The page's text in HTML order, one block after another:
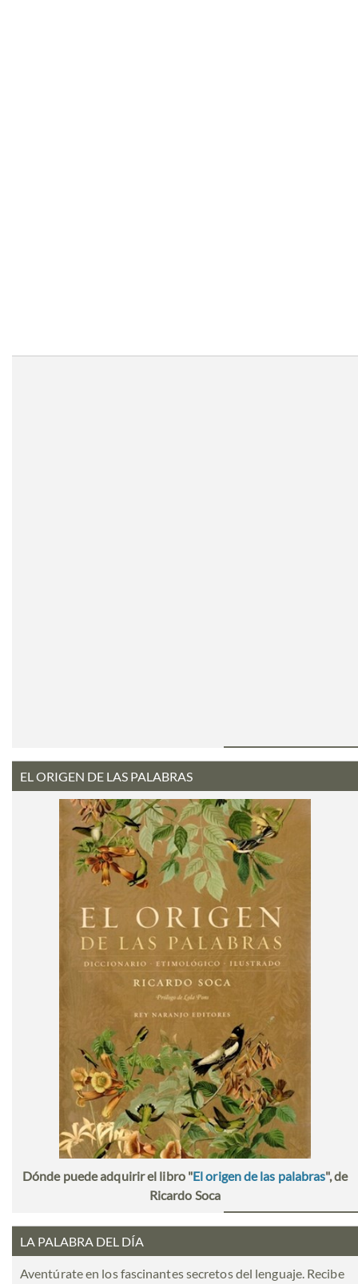
EL ORIGEN DE LAS PALABRAS
Dónde puede adquirir el libro "El origen de las palabras", de
Ricardo Soca
LA PALABRA DEL DÍA
Aventúrate en los fascinantes secretos del lenguaje. Recibe